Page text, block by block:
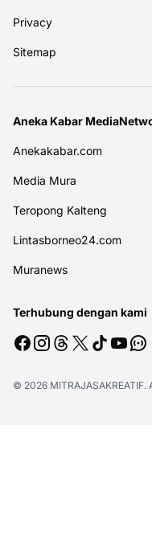
Privacy
Sitemap
Aneka Kabar
Anekakabar.com
Media Mura
Teropong Kalteng
Lintasborneo24.com
Muranews
Terhubung dengan kami
© 2026 MITRAJASAKREATIF.